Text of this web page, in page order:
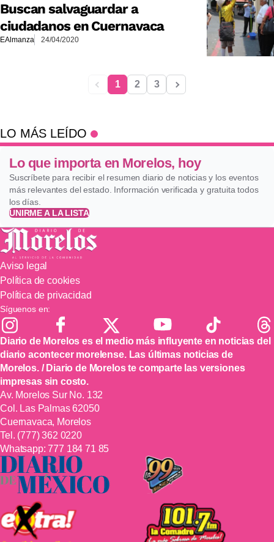
Buscan salvaguardar a
ciudadanos en Cuernavaca
EAlmanza 24/04/2020
1 2 3
LO MÁS LEÍDO
Lo que importa en Morelos, hoy
Suscríbete para recibir el resumen diario de noticias y los eventos
más relevantes del estado. Información verificada y gratuita todos
los días.
UNIRME A LA LISTA
Aviso legal
Política de cookies
Política de privacidad
Síguenos en:
Diario de Morelos es el medio más influyente en noticias del
diario acontecer morelense. Las últimas noticias de
Morelos. / Diario de Morelos te comparte las versiones
impresas sin costo.
Av. Morelos Sur No. 132
Col. Las Palmas 62050
Cuernavaca, Morelos
Tel. (777) 362 0220
Whatsapp: 777 184 71 85